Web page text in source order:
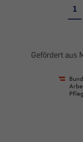
1
Gefördert aus